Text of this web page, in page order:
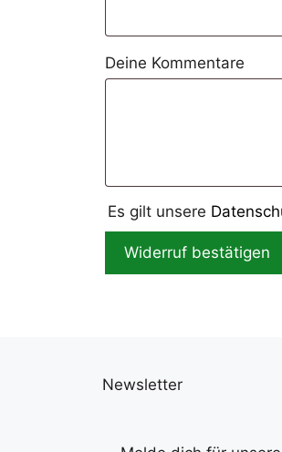
Deine Kommentare
Es gilt unsere
Widerruf bestätigen
Newsletter